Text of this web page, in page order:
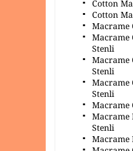
Cotton
Cotton
Macrame
Macrame
Stenli
Macrame
Stenli
Macrame
Stenli
Macrame
Macrame
Stenli
Macrame